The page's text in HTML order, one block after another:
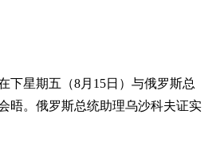
下星期五（8月15日）与俄罗斯总
晤。俄罗斯总统助理乌沙科夫证实